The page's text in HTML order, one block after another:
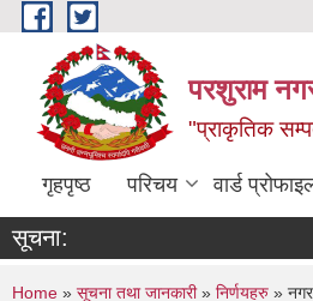
Skip to main content
परशुराम
"प्राकृतिक
गृहपृष्ठ परिचय वार्ड
सूचना:
Home » सूचना तथा जानकारी» निर्णयहरु » नगर